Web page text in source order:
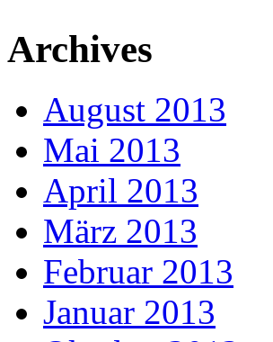
Archives
August 2013
Mai 2013
April 2013
März 2013
Februar 2013
Januar 2013